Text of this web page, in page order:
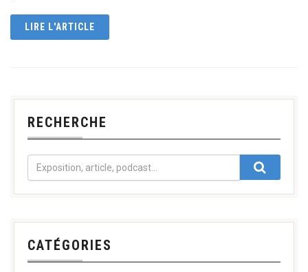
LIRE L'ARTICLE
RECHERCHE
CATÉGORIES